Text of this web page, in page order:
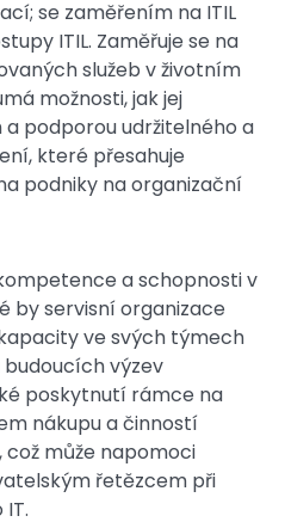
se zaměřením na ITIL
ITIL. Zaměřuje se na
služeb v životním
možnosti, jak jej
podporou udržitelného a
které přesahuje
podniky na organizační
a schopnosti v
by servisní organizace
ve svých týmech
výzev
poskytnutí rámce na
nákupu a činností
může napomoci
řetězcem při